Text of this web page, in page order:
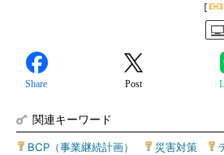
[
Share Post
関連キーワード
BCP（事業継続計画） 災害対策